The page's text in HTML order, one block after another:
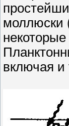
моллюски
включая и